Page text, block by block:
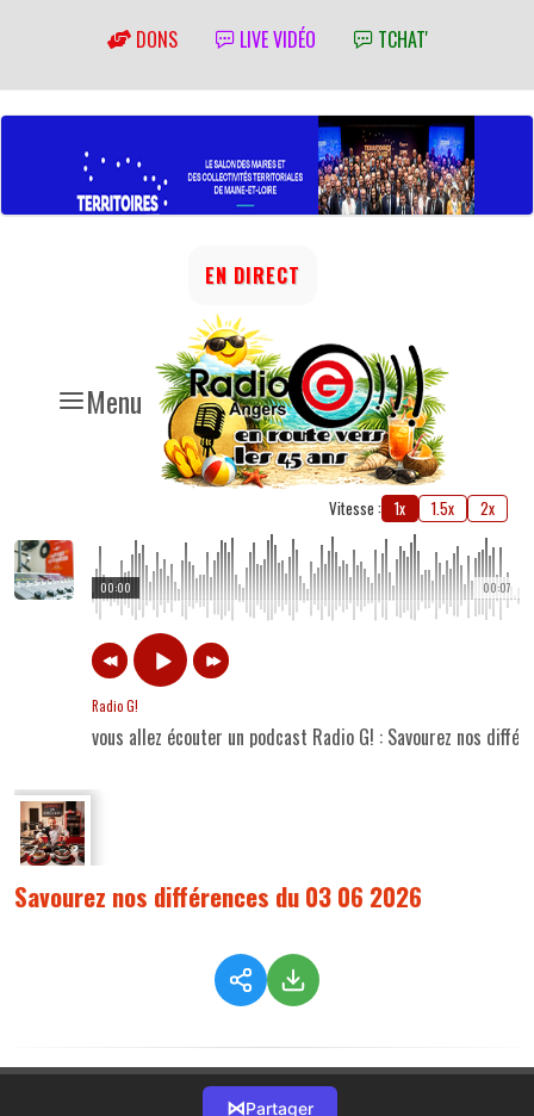
DONS LIVE VIDÉO TCHAT'
Menu
EN DIRECT
Vitesse : 1x 1.5x 2x
00:07
00:00
Radio G!
vous allez écouter un podcast Radio G! : Savourez nos
Savourez nos différences du 03 06 2026
⋈Partager